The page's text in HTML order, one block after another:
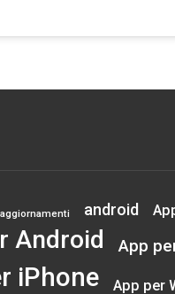
aggiornamenti android
Android App
iPhone App per